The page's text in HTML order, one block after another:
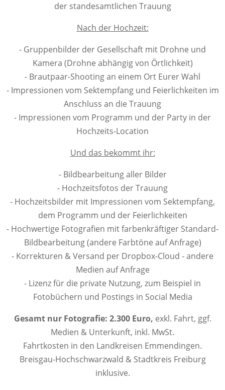
der standesamtlichen Trauung
Nach der Hochzeit:
- Gruppenbilder der Gesellschaft mit Drohne und
Kamera (Drohne abhängig von Örtlichkeit)
- Brautpaar-Shooting an einem Ort Eurer Wahl
- Impressionen vom Sektempfang und Feierlichkeiten im
Anschluss an die Trauung
- Impressionen vom Programm und der Party in der
Hochzeits-Location
Und das bekommt ihr:
- Bildbearbeitung aller Bilder
- Hochzeitsfotos der Trauung
- Hochzeitsbilder mit Impressionen vom Sektempfang,
dem Programm und der Feierlichkeiten
- Hochwertige Fotografien mit farbenkräftiger Standard-
Bildbearbeitung (andere Farbtöne auf Anfrage)
- Korrekturen & Versand per Dropbox-Cloud - andere
Medien auf Anfrage
- Lizenz für die private Nutzung, zum Beispiel in
Fotobüchern und Postings in Social Media
Gesamt nur Fotografie: 2.300 Euro, exkl. Fahrt, ggf.
Medien & Unterkunft, inkl. MwSt.
Fahrtkosten in den Landkreisen Emmendingen.
Breisgau-Hochschwarzwald & Stadtkreis Freiburg
inklusive.